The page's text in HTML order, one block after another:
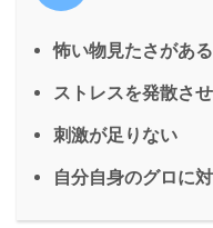
怖い物見たさがある
ストレスを発散さ
刺激が足りない
自分自身のグロに